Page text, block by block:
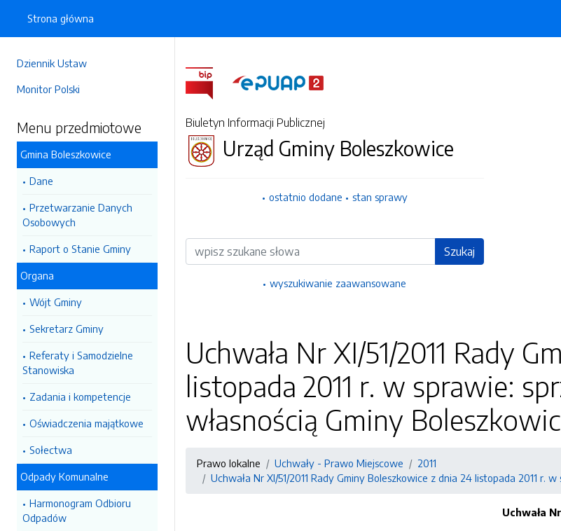
Dziennik Ustaw
Monitor Polski
Menu przedmiotowe
Gmina Boleszkowice
Dane
Przetwarzanie Danych
Osobowych
Raport o Stanie Gminy
Organa
Wójt Gminy
Sekretarz Gminy
Referaty i Samodzielne
Stanowiska
Zadania i kompetencje
Oświadczenia majątkowe
Sołectwa
Odpady Komunalne
Harmonogram Odbioru
Odpadów
Strona główna
Biuletyn Informacji Publicznej
Urząd Gminy Boleszkowice
ostatnio dodane stan sprawy
Wyszukiwarka Szukaj
wyszukiwanie zaawansowane
Uchwała Nr XI/51/2011 Rady
listopada 2011 r. w sprawie:
własnością Gminy
Prawo lokalne Uchwały - Prawo Miejscowe
2011
Uchwała Nr XI/51/2011 Rady Gminy Boleszkowice z dnia 24 listopada 2011 r.
Uchwała